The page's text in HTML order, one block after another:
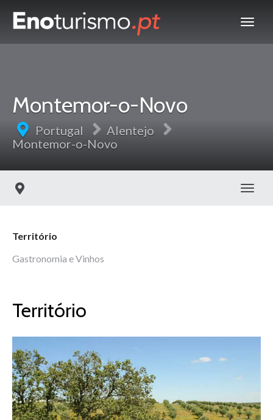
Montemor-o-Novo
Portugal
Alentejo
Montemor-o-Novo
Território
Gastronomia e Vinhos
Território